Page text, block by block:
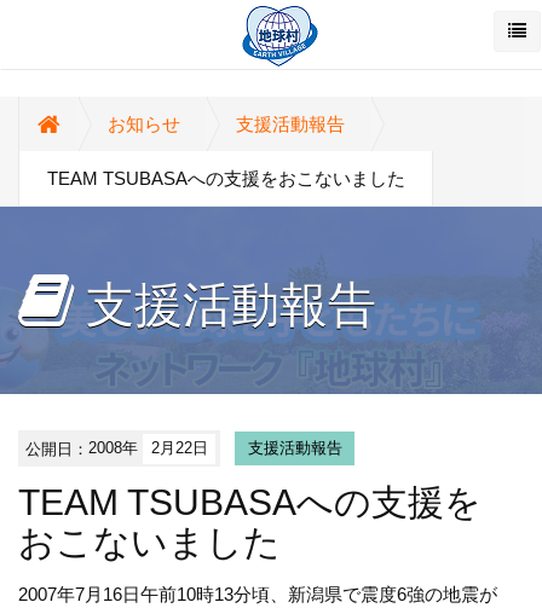
お知らせ 支援活動報告
TEAM TSUBASAへの支援をおこないました
支援活動報告
公開日：2008年 2月22日 支援活動報告
TEAM TSUBASAへの支援を
おこないました
2007年7月16日午前10時13分頃、新潟県で震度6強の地震が